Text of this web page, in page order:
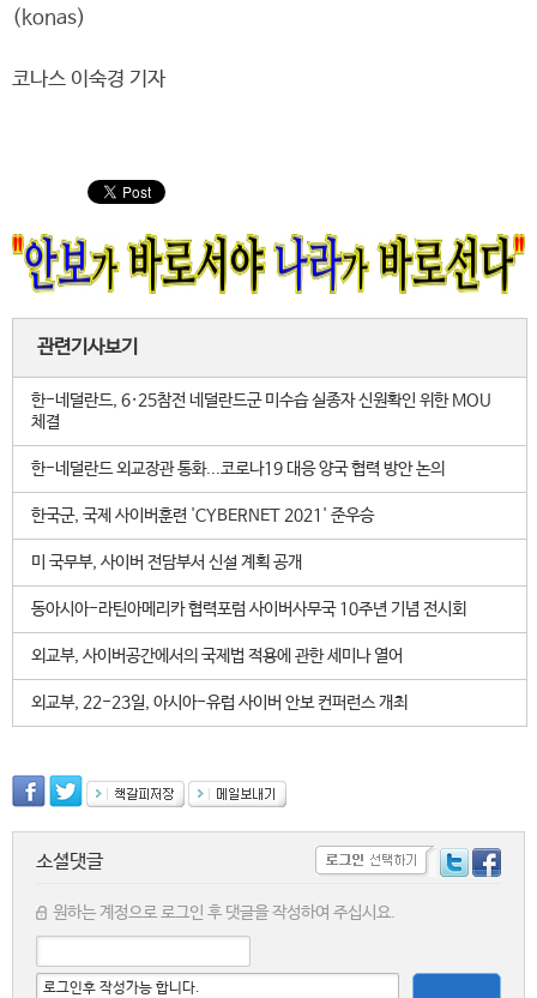
(konas)
코나스 이숙경 기자
관련기사보기
한-네덜란드, 6·25참전 네덜란드군 미수습 실종자 신원확인 위한 MOU
체결
한-네덜란드 외교장관 통화...코로나19 대응 양국 협력 방안 논의
한국군, 국제 사이버훈련 'CYBERNET 2021' 준우승
미 국무부, 사이버 전담부서 신설 계획 공개
동아시아-라틴아메리카 협력포럼 사이버사무국 10주년 기념 전시회
외교부, 사이버공간에서의 국제법 적용에 관한 세미나 열어
외교부, 22-23일, 아시아-유럽 사이버 안보 컨퍼런스 개최
소셜댓글
원하는 계정으로 로그인 후 댓글을 작성하여 주십시요.